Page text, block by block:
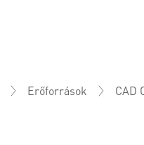
Erőforrások CAD